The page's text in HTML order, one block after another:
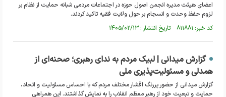
اعضای هیئت مدیره انجمن اصول حوزه در اجتماعات مردمی شبانه حمایت از نظام بر
لزوم حفظ وحدت و انسجام بر حول ولایت فقیه تاکید کردند.
کد خبر: ۸۱۱۸۸۱ تاریخ انتشار : ۱۴۰۵/۰۲/۱۳
گزارش میدانی | لبیک مردم به ندای رهبری؛ صحنه‌ای از
همدلی و مسئولیت‌پذیری ملی
گزارش میدانی از حضور پررنگ اقشار مختلف مردم که با احساس مسئولیت و اتحاد،
حمایت و تبعیت خود از رهبر معظم انقلاب را به نمایش گذاشتند. این همراهی